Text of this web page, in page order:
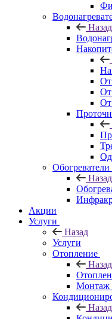
Назад
От
От
От
Обогреватели
Назад
Акции
Услуги
Назад
Услуги
Отопление
Назад
Монтаж
Назад